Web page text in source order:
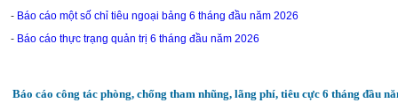
- Báo cáo một số chỉ tiêu ngoại bảng 6 tháng đầu năm 2026
- Báo cáo thực trạng quản trị 6 tháng đầu năm 2026
Báo cáo công tác phòng, chống tham nhũng, lãng phí, tiêu cực 6 tháng đầu